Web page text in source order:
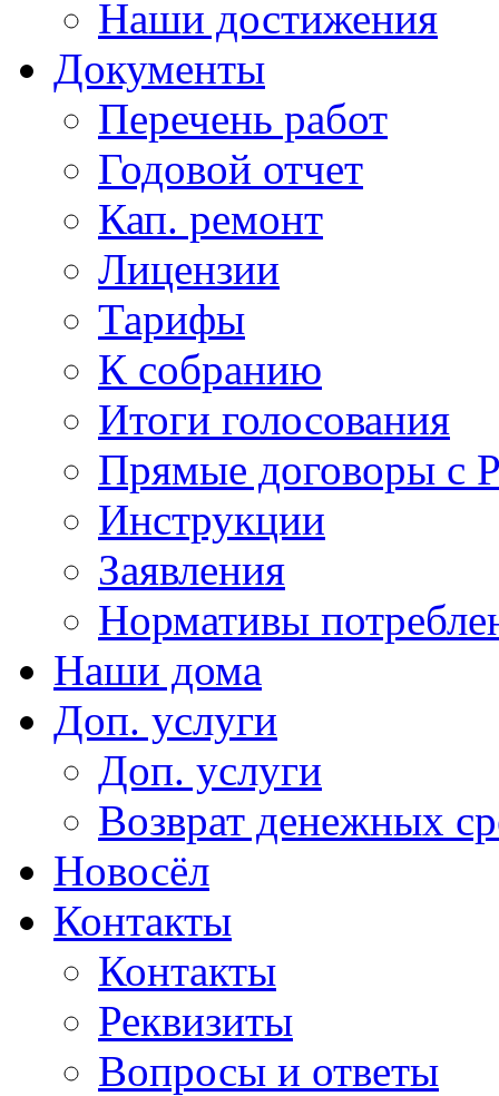
Наши достижения
Документы
Перечень работ
Годовой отчет
Кап. ремонт
Лицензии
Тарифы
К собранию
Итоги голосования
Прямые договоры с
Инструкции
Заявления
Нормативы
Наши дома
Доп. услуги
Доп. услуги
Возврат денежных
Новосёл
Контакты
Контакты
Реквизиты
Вопросы и ответы